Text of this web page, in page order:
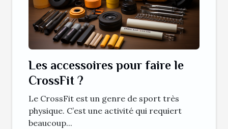
Les accessoires pour faire le
CrossFit ?
Le CrossFit est un genre de sport très
physique. C’est une activité qui requiert
beaucoup...